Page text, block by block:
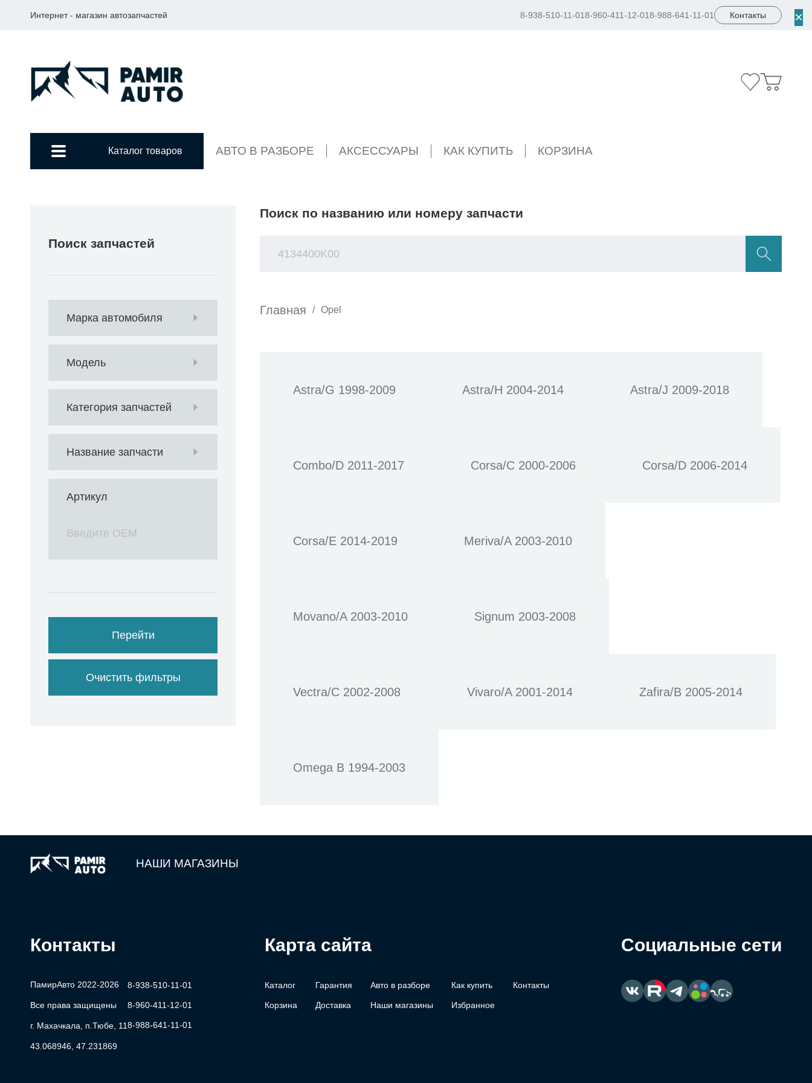
Интернет - магазин автозапчастей 8-938-510-11-018-960-411-12-018-988-641-11-01 Контакты
Каталог товаров АВТО В РАЗБОРЕ АКСЕССУАРЫ КАК КУПИТЬ КОРЗИНА
×
Поиск запчастей
Марка автомобиля
Модель
Категория запчастей
Название запчасти
Артикул
Перейти
Очистить фильтры
Поиск по названию или номеру запчасти
Главная / Opel
Astra/G 1998-2009 Astra/H 2004-2014 Astra/J 2009-2018
Combo/D 2011-2017 Corsa/C 2000-2006 Corsa/D 2006-2014
Corsa/E 2014-2019 Meriva/A 2003-2010
Movano/A 2003-2010 Signum 2003-2008
Vectra/C 2002-2008 Vivaro/A 2001-2014 Zafira/B 2005-2014
Omega B 1994-2003
НАШИ МАГАЗИНЫ
Контакты
ПамирАвто 2022-2026
Все права защищены
г. Махачкала, п.Тюбе, 11
43.068946, 47.231869
8-938-510-11-01
8-960-411-12-01
8-988-641-11-01
Карта сайта
Каталог Гарантия Авто в разборе Как купить Контакты
Корзина Доставка Наши магазины Избранное
Социальные сети